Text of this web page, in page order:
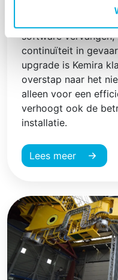
vijf dagen tijd
software
continuïteit in
upgrade is Kemira
overstap naar het
alleen voor een
verhoogt ook de
installatie.
Lees meer